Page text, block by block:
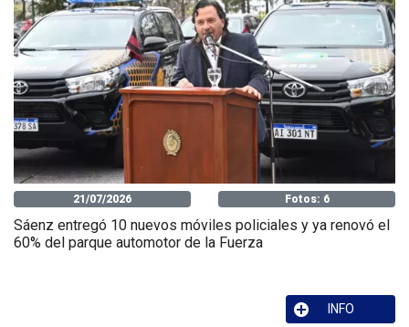
21/07/2026 Fotos: 6
Sáenz entregó 10 nuevos móviles policiales y ya renovó el
60% del parque automotor de la Fuerza
INFO